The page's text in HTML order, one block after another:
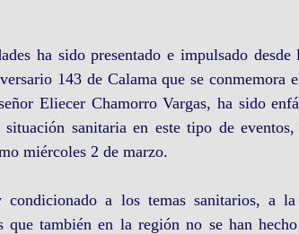
ha sido presentado e impulsado desde
143 de Calama que se conmemora
Eliecer Chamorro Vargas, ha sido
sanitaria en este tipo de
miércoles 2 de marzo.
a los temas sanitarios, a
que también en la región no se han